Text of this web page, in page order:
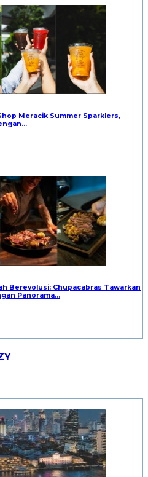
Meracik Summer Sparklers,
Berevolusi: Chupacabras Tawarkan
Panorama…